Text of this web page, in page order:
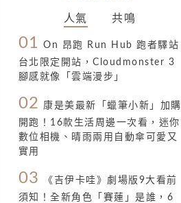
人氣 共鳴
01 On 昂跑 Run Hub 跑者驛站
台北限定開站，Cloudmonster 3
腳感就像「雲端漫步」
02
康是美最新「蠟筆小新」加購
開跑！16款生活周邊一次看，迷你
數位相機、晴雨兩用自動傘可愛又
實用
03
《吉伊卡哇》劇場版9大看前
須知！全新角色「賽蓮」是誰，6